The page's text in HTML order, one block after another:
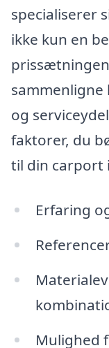
specialiserer
ikke kun en
og
faktorer, du
til din carport
Erfaring
Mulighed